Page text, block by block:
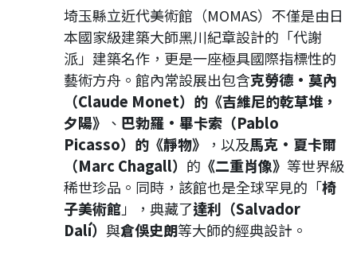
埼玉縣立近代美術館（MOMAS）不僅是由日
本國家級建築大師黑川紀章設計的「代謝
派」建築名作，更是一座極具國際指標性的
藝術方舟。館內常設展出包含克勞德·莫內
（Claude Monet）的《吉維尼的乾草堆，
夕陽》 、 巴勃羅·畢卡索（Pablo
Picasso）的《靜物》
，以及馬克·夏卡爾
（Marc Chagall） 的 《二重肖像》 等世界級
稀世珍品。同時，該館也是全球罕見的「椅
子美術館」，典藏了達利（Salvador
Dalí） 與倉俁史朗等大師的經典設計。